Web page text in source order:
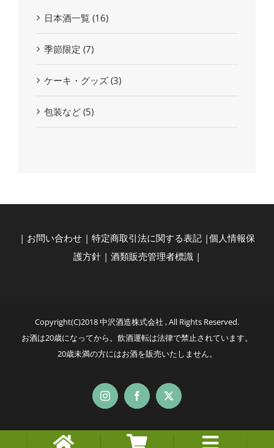
日本酒一覧 (16)
季節限定 (7)
ケーキ・グッズ (3)
包装など (5)
| お問い合わせ| 特定商取引法に関する表記|個人情報保
護方針 | 酒類販売管理者標識 |
Copyright(C)2018 中沢酒造株式会社 , All Rights Reserved.
お酒は20歳になってから。飲酒運転は法律で禁止されています。
20歳未満の方にはお酒を販売いたしません。
InstagramFacebook
X